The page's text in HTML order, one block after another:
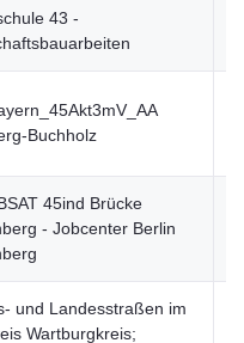
43 -
Buchholz
45ind Brücke
- Jobcenter Berlin
und Landesstraßen im
Wartburgkreis;